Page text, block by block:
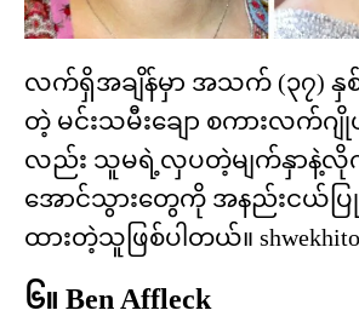
လက်ရှိအချိန်မှာ အသက် (၃၇) နှ
တဲ့ မင်းသမီးချော စကားလက်
လည်း သူမရဲ့လှပတဲ့မျက်နှာနဲ့လို
အောင်သွားတွေကို အနည်းငယ်ပြု
ထားတဲ့သူဖြစ်ပါတယ်။
၆။ Ben Affleck